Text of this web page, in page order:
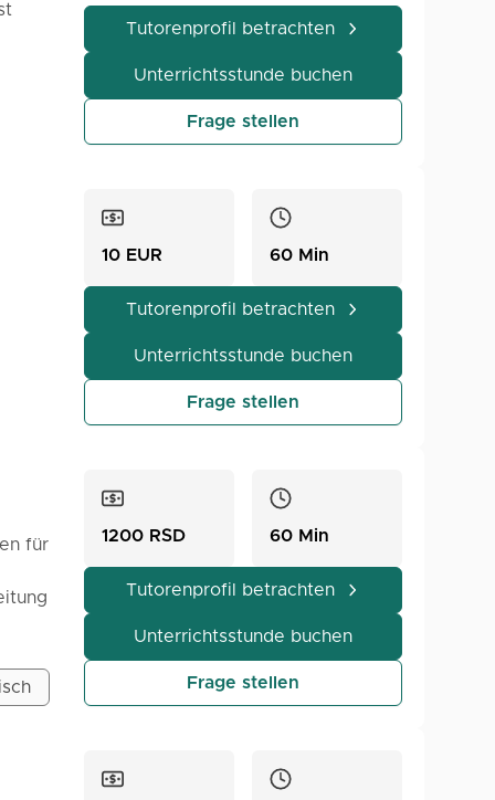
Tutorenprofil betrachten
Unterrichtsstunde buchen
Frage stellen
10 EUR 60 Min
Tutorenprofil betrachten
Unterrichtsstunde buchen
Frage stellen
für
auf
1200 RSD 60 Min
Tutorenprofil betrachten
Unterrichtsstunde buchen
Frage stellen